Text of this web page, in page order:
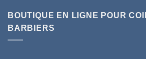
BOUTIQUE EN LIGNE POUR
BARBIERS